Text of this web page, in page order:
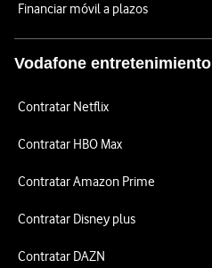
Financiar móvil a plazos
Vodafone entretenimiento
Contratar Netflix
Contratar HBO Max
Contratar Amazon Prime
Contratar Disney plus
Contratar DAZN